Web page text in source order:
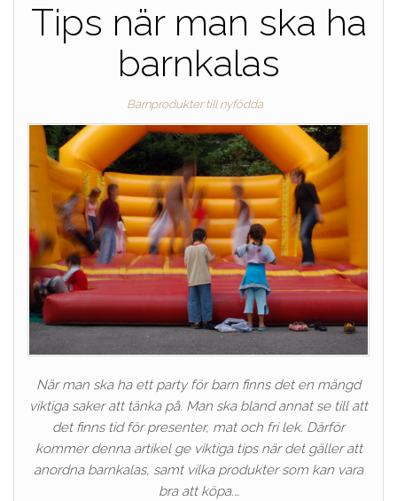
Tips när man ska ha
barnkalas
Barnprodukter till nyfödda
När man ska ha ett party för barn finns det en mängd
viktiga saker att tänka på. Man ska bland annat se till att
det finns tid för presenter, mat och fri lek. Därför
kommer denna artikel ge viktiga tips när det gäller att
anordna barnkalas, samt vilka produkter som kan vara
bra att köpa.…